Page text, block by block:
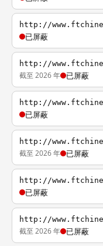
http://
已屏蔽
http://
截至 2026 年 已屏蔽
http://
已屏蔽
http://
截至 2026 年 已屏蔽
http://
已屏蔽
http://
截至 2026 年 已屏蔽